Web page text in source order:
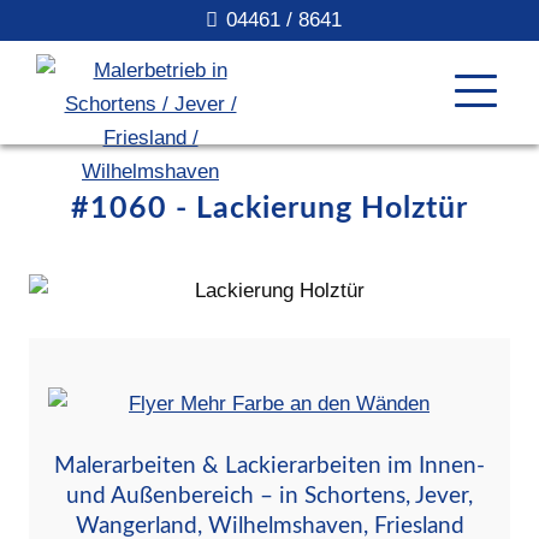
04461 / 8641
#1060 - Lackierung Holztür
Malerarbeiten & Lackierarbeiten im Innen-
und Außenbereich – in Schortens, Jever,
Wangerland, Wilhelmshaven, Friesland